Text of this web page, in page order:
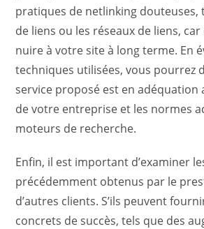
pratiques de netlinking douteuses,
de liens ou les réseaux de liens,
nuire à votre site à long terme. En
techniques utilisées, vous pourrez
service proposé est en adéquation
de votre entreprise et les normes
moteurs de recherche.
Enfin, il est important d’examiner
précédemment obtenus par le
d’autres clients. S’ils peuvent
concrets de succès, tels que des